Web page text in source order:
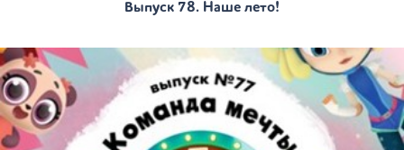
Выпуск 78. Наше лето!